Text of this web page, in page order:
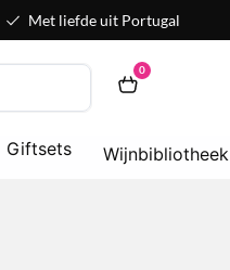
Met liefde uit Portugal
0
Giftsets Wijnbibliotheek